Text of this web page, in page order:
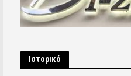
Ιστορικό